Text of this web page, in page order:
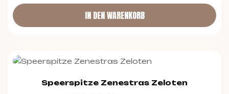
IN DEN WARENKORB
Speerspitze Zenestras Zeloten